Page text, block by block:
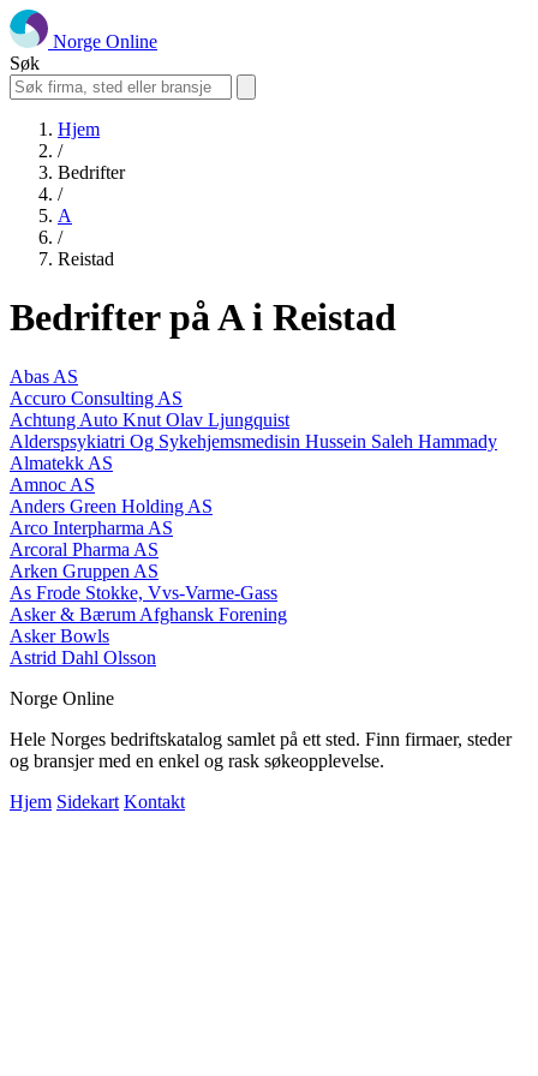
Norge Online
Søk
Hjem
/
Bedrifter
/
A
/
Reistad
Bedrifter på A i Reistad
Abas AS
Accuro Consulting AS
Achtung Auto Knut Olav Ljungquist
Alderspsykiatri Og Sykehjemsmedisin Hussein Saleh Hammady
Almatekk AS
Amnoc AS
Anders Green Holding AS
Arco Interpharma AS
Arcoral Pharma AS
Arken Gruppen AS
As Frode Stokke, Vvs-Varme-Gass
Asker & Bærum Afghansk Forening
Asker Bowls
Astrid Dahl Olsson
Norge Online
Hele Norges bedriftskatalog samlet på ett sted. Finn firmaer, steder
og bransjer med en enkel og rask søkeopplevelse.
Hjem Sidekart Kontakt